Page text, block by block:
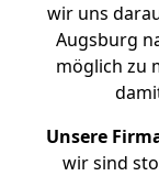
wir uns
Augsburg
möglich zu
Unsere
wir sind